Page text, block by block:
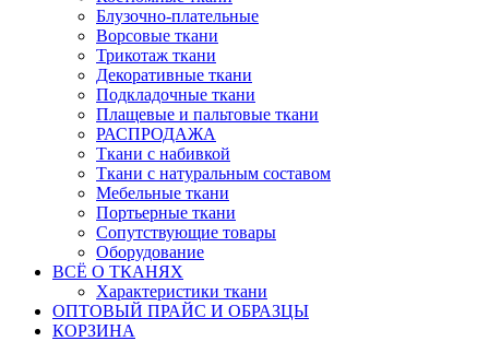
Блузочно-плательные
Ворсовые ткани
Трикотаж ткани
Декоративные ткани
Подкладочные ткани
Плащевые и пальтовые ткани
РАСПРОДАЖА
Ткани с набивкой
Ткани с натуральным составом
Мебельные ткани
Портьерные ткани
Сопутствующие товары
Оборудование
ВСЁ О ТКАНЯХ
Характеристики ткани
ОПТОВЫЙ ПРАЙС И ОБРАЗЦЫ
КОРЗИНА